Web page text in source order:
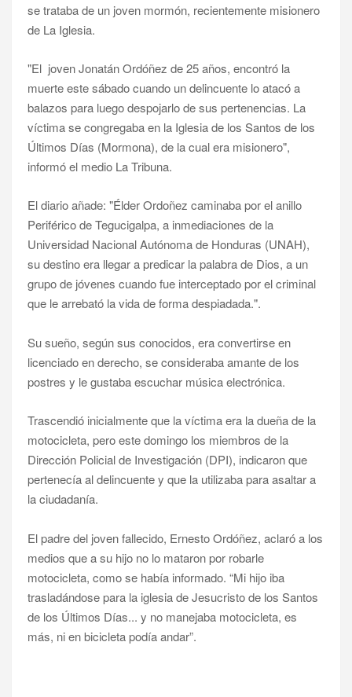
se trataba de un joven mormón, recientemente misionero
de La Iglesia.
"El joven Jonatán Ordóñez de 25 años, encontró la
muerte este sábado cuando un delincuente lo atacó a
balazos para luego despojarlo de sus pertenencias. La
víctima se congregaba en la Iglesia de los Santos de los
Últimos Días (Mormona), de la cual era misionero",
informó el medio La Tribuna.
El diario añade: "Élder Ordoñez caminaba por el anillo
Periférico de Tegucigalpa, a inmediaciones de la
Universidad Nacional Autónoma de Honduras (UNAH),
su destino era llegar a predicar la palabra de Dios, a un
grupo de jóvenes cuando fue interceptado por el criminal
que le arrebató la vida de forma despiadada.".
Su sueño, según sus conocidos, era convertirse en
licenciado en derecho, se consideraba amante de los
postres y le gustaba escuchar música electrónica.
Trascendió inicialmente que la víctima era la dueña de la
motocicleta, pero este domingo los miembros de la
Dirección Policial de Investigación (DPI), indicaron que
pertenecía al delincuente y que la utilizaba para asaltar a
la ciudadanía.
El padre del joven fallecido, Ernesto Ordóñez, aclaró a los
medios que a su hijo no lo mataron por robarle
motocicleta, como se había informado. “Mi hijo iba
trasladándose para la iglesia de Jesucristo de los Santos
de los Últimos Días... y no manejaba motocicleta, es
más, ni en bicicleta podía andar”.